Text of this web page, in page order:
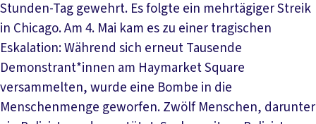
Stunden-Tag gewehrt. Es folgte ein mehrtägiger Streik
in Chicago. Am 4. Mai kam es zu einer tragischen
Eskalation: Während sich erneut Tausende
Demonstrant*innen am Haymarket Square
versammelten, wurde eine Bombe in die
Menschenmenge geworfen. Zwölf Menschen, darunter